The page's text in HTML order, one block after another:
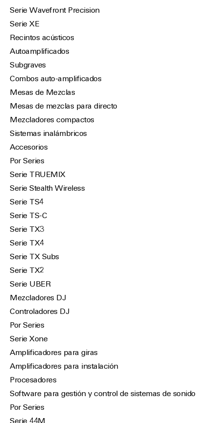
Serie Wavefront Precision
Serie XE
Recintos acústicos
Autoamplificados
Subgraves
Combos auto-amplificados
Mesas de Mezclas
Mesas de mezclas para directo
Mezcladores compactos
Sistemas inalámbricos
Accesorios
Por Series
Serie TRUEMIX
Serie Stealth Wireless
Serie TS4
Serie TS-C
Serie TX3
Serie TX4
Serie TX Subs
Serie TX2
Serie UBER
Mezcladores DJ
Controladores DJ
Por Series
Serie Xone
Amplificadores para giras
Amplificadores para instalación
Procesadores
Software para gestión y control de sistemas de sonido
Por Series